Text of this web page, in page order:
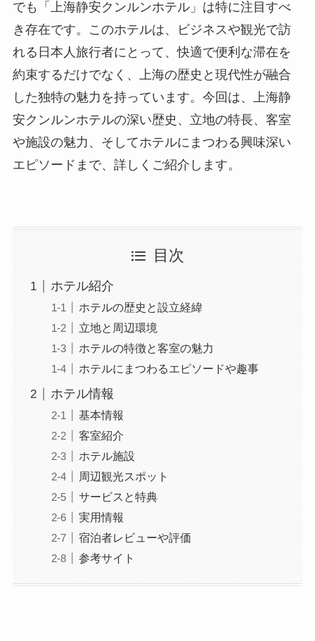
き存在です。このホテルは、ビジネスや観光で訪
れる日本人旅行者にとって、快適で便利な滞在を
約束するだけでなく、上海の歴史と現代性が融合
した独特の魅力を持っています。今回は、上海静
安クンルンホテルの深い歴史、立地の特長、客室
や施設の魅力、そしてホテルにまつわる興味深い
エピソードまで、詳しくご紹介します。
ホテルの歴史と設立経緯
立地と周辺環境
ホテルの特徴と客室の魅力
ホテルにまつわるエピソードや趣事
基本情報
客室紹介
ホテル施設
周辺観光スポット
サービスと特典
実用情報
宿泊者レビューや評価
参考サイト